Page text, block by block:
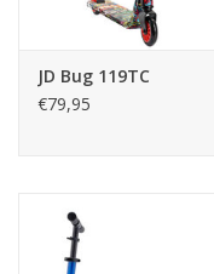
JD Bug 119TC
€79,95